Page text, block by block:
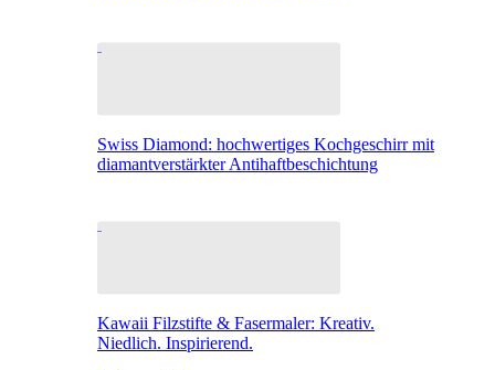
Swiss Diamond: hochwertiges Kochgeschirr mit
diamantverstärkter Antihaftbeschichtung
Kawaii Filzstifte & Fasermaler: Kreativ.
Niedlich. Inspirierend.